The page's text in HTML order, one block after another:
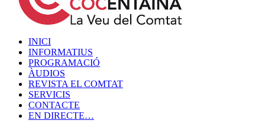
INICI
INFORMATIUS
PROGRAMACIÓ
ÀUDIOS
REVISTA EL COMTAT
SERVICIS
CONTACTE
EN DIRECTE…